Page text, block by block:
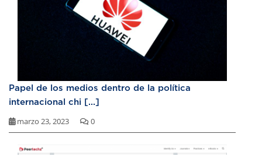
Papel de los medios dentro de la política
internacional chi [...]
marzo 23, 2023 0